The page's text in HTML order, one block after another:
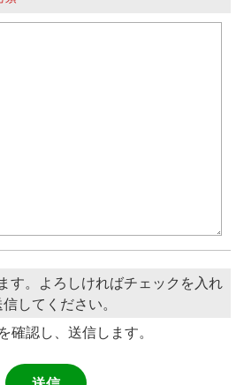
す。よろしければチェックを入れ
してください。
確認し、送信します。